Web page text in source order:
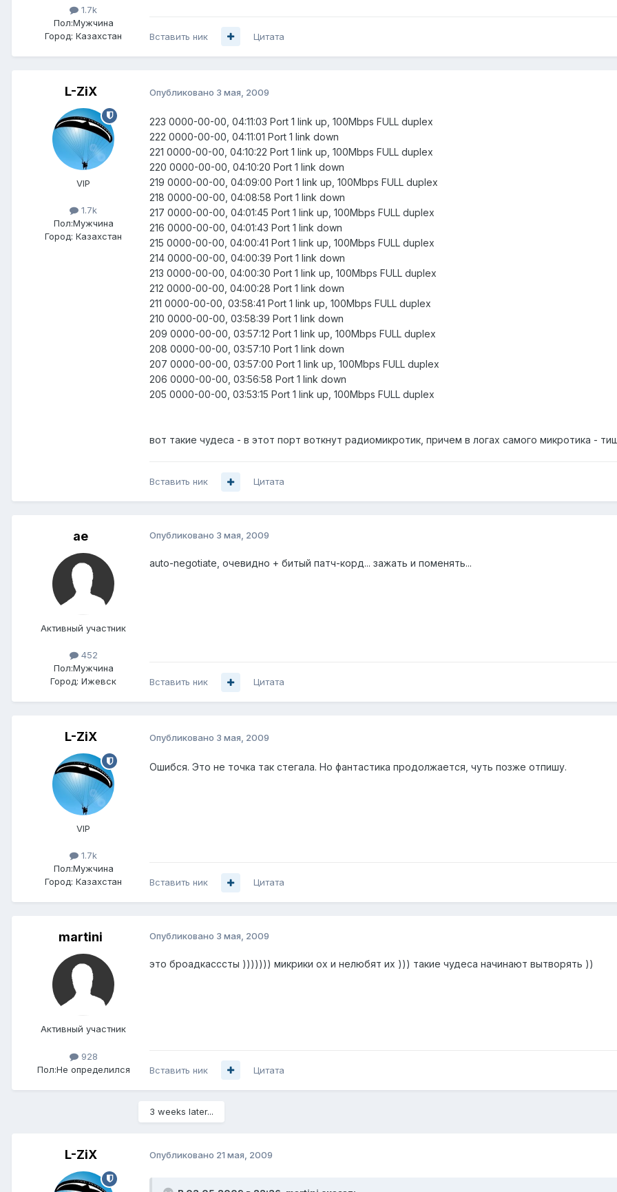
1.7k
Пол:Мужчина
Город: Казахстан Вставить ник Цитата
L-ZiX
VIP
1.7k
Пол:Мужчина
Город: Казахстан
Опубликовано 3 мая, 2009
223 0000-00-00, 04:11:03 Port 1 link up, 100Mbps FULL duplex
222 0000-00-00, 04:11:01 Port 1 link down
221 0000-00-00, 04:10:22 Port 1 link up, 100Mbps FULL duplex
220 0000-00-00, 04:10:20 Port 1 link down
219 0000-00-00, 04:09:00 Port 1 link up, 100Mbps FULL duplex
218 0000-00-00, 04:08:58 Port 1 link down
217 0000-00-00, 04:01:45 Port 1 link up, 100Mbps FULL duplex
216 0000-00-00, 04:01:43 Port 1 link down
215 0000-00-00, 04:00:41 Port 1 link up, 100Mbps FULL duplex
214 0000-00-00, 04:00:39 Port 1 link down
213 0000-00-00, 04:00:30 Port 1 link up, 100Mbps FULL duplex
212 0000-00-00, 04:00:28 Port 1 link down
211 0000-00-00, 03:58:41 Port 1 link up, 100Mbps FULL duplex
210 0000-00-00, 03:58:39 Port 1 link down
209 0000-00-00, 03:57:12 Port 1 link up, 100Mbps FULL duplex
208 0000-00-00, 03:57:10 Port 1 link down
207 0000-00-00, 03:57:00 Port 1 link up, 100Mbps FULL duplex
206 0000-00-00, 03:56:58 Port 1 link down
205 0000-00-00, 03:53:15 Port 1 link up, 100Mbps FULL duplex
вот такие чудеса - в этот порт воткнут радиомикротик, причем в логах самого микротика -
Вставить ник Цитата
ae
Активный участник
452
Пол:Мужчина
Город: Ижевск
Опубликовано 3 мая, 2009
auto-negotiate, очевидно + битый патч-корд... зажать и поменять...
Вставить ник Цитата
L-ZiX
VIP
1.7k
Пол:Мужчина
Город: Казахстан
Опубликовано 3 мая, 2009
Ошибся. Это не точка так стегала. Но фантастика продолжается, чуть позже отпишу.
Вставить ник Цитата
martini
Активный участник
928
Пол:Не определился
Опубликовано 3 мая, 2009
это броадкасссты ))))))) микрики ох и нелюбят их ))) такие чудеса начинают вытворять ))
Вставить ник Цитата
3 weeks later...
L-ZiX Опубликовано 21 мая, 2009